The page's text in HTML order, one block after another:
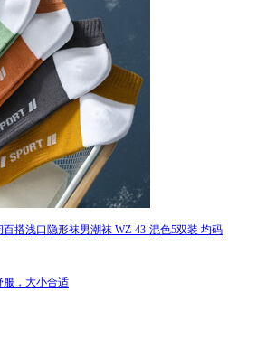
搭浅口隐形袜男潮袜 WZ-43-混色5双装 均码
服，大小合适